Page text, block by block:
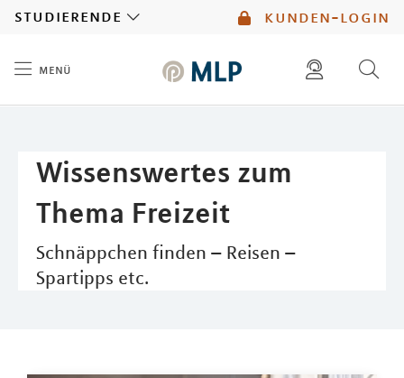
kunden-login
studierende
menü
Wissenswertes zum
Thema Freizeit
Schnäppchen finden – Reisen –
Spartipps etc.